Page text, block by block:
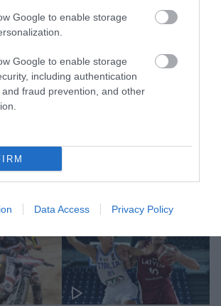
Google to enable storage
Google to enable storage
including authentication
fraud prevention, and other
Data Access Privacy Policy
Raivis Jurkovskis
aizsardzību un